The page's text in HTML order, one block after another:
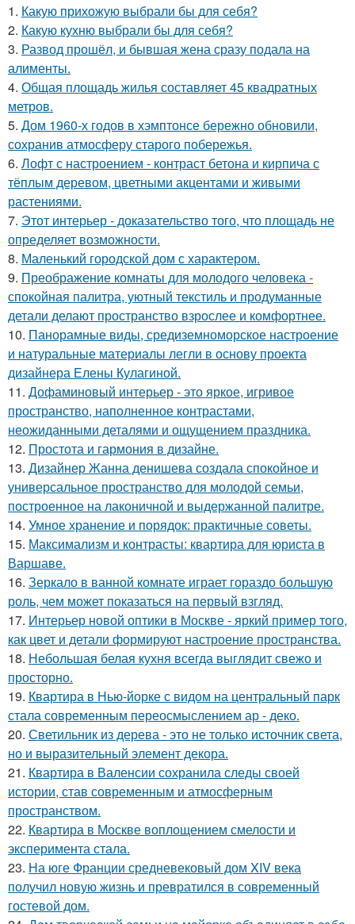
1. Какую прихожую выбрали бы для себя?
2. Какую кухню выбрали бы для себя?
3. Развод прошёл, и бывшая жена сразу подала на
алименты.
4. Общая площадь жилья составляет 45 квадратных
метров.
5. Дом 1960-х годов в хэмптонсе бережно обновили,
сохранив атмосферу старого побережья.
6. Лофт с настроением - контраст бетона и кирпича с
тёплым деревом, цветными акцентами и живыми
растениями.
7. Этот интерьер - доказательство того, что площадь не
определяет возможности.
8. Маленький городской дом с характером.
9. Преображение комнаты для молодого человека -
спокойная палитра, уютный текстиль и продуманные
детали делают пространство взрослее и комфортнее.
10. Панорамные виды, средиземноморское настроение
и натуральные материалы легли в основу проекта
дизайнера Елены Кулагиной.
11. Дофаминовый интерьер - это яркое, игривое
пространство, наполненное контрастами,
неожиданными деталями и ощущением праздника.
12. Простота и гармония в дизайне.
13. Дизайнер Жанна денишева создала спокойное и
универсальное пространство для молодой семьи,
построенное на лаконичной и выдержанной палитре.
14. Умное хранение и порядок: практичные советы.
15. Максимализм и контрасты: квартира для юриста в
Варшаве.
16. Зеркало в ванной комнате играет гораздо большую
роль, чем может показаться на первый взгляд.
17. Интерьер новой оптики в Москве - яркий пример того,
как цвет и детали формируют настроение пространства.
18. Небольшая белая кухня всегда выглядит свежо и
просторно.
19. Квартира в Нью-йорке с видом на центральный парк
стала современным переосмыслением ар - деко.
20. Светильник из дерева - это не только источник света,
но и выразительный элемент декора.
21. Квартира в Валенсии сохранила следы своей
истории, став современным и атмосферным
пространством.
22. Квартира в Москве воплощением смелости и
эксперимента стала.
23. На юге Франции средневековый дом XIV века
получил новую жизнь и превратился в современный
гостевой дом.